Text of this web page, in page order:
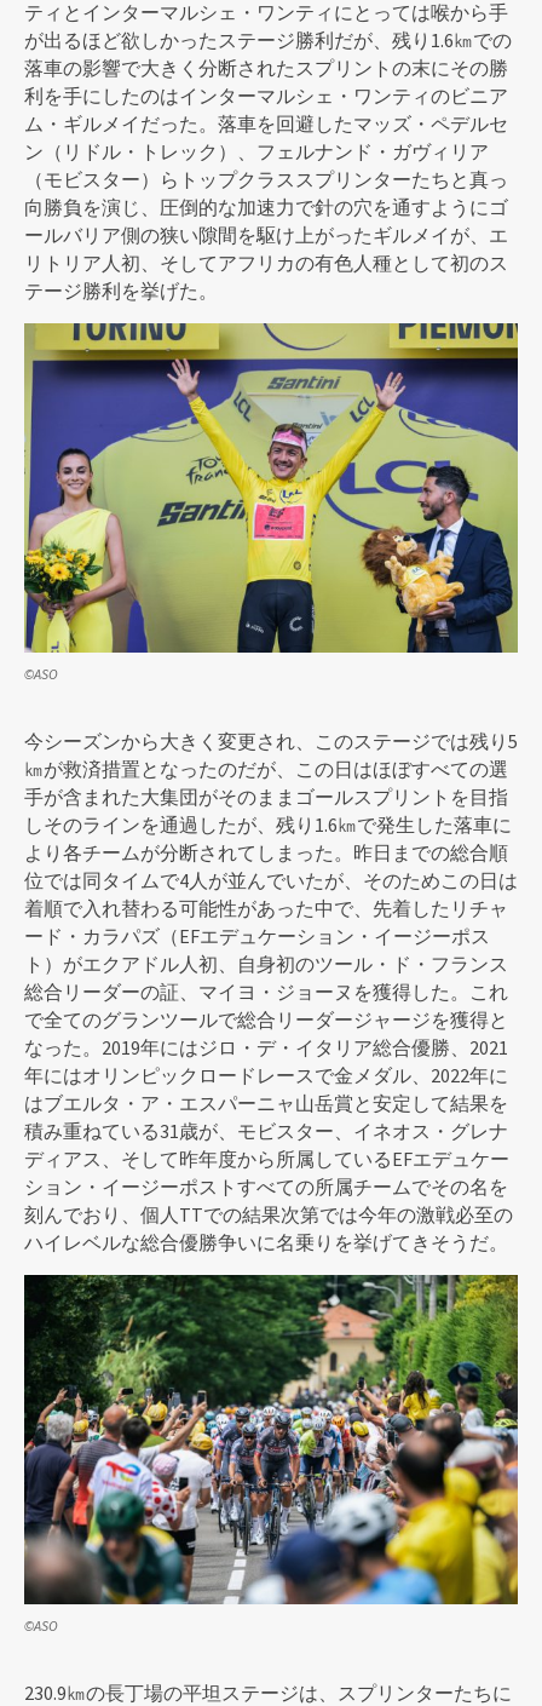
ティとインターマルシェ・ワンティにとっては喉から手
が出るほど欲しかったステージ勝利だが、残り1.6㎞での
落車の影響で大きく分断されたスプリントの末にその勝
利を手にしたのはインターマルシェ・ワンティのビニア
ム・ギルメイだった。落車を回避したマッズ・ペデルセ
ン（リドル・トレック）、フェルナンド・ガヴィリア
（モビスター）らトップクラススプリンターたちと真っ
向勝負を演じ、圧倒的な加速力で針の穴を通すようにゴ
ールバリア側の狭い隙間を駆け上がったギルメイが、エ
リトリア人初、そしてアフリカの有色人種として初のス
テージ勝利を挙げた。
©ASO
今シーズンから大きく変更され、このステージでは残り5
㎞が救済措置となったのだが、この日はほぼすべての選
手が含まれた大集団がそのままゴールスプリントを目指
しそのラインを通過したが、残り1.6㎞で発生した落車に
より各チームが分断されてしまった。昨日までの総合順
位では同タイムで4人が並んでいたが、そのためこの日は
着順で入れ替わる可能性があった中で、先着したリチャ
ード・カラパズ（EFエデュケーション・イージーポス
ト）がエクアドル人初、自身初のツール・ド・フランス
総合リーダーの証、マイヨ・ジョーヌを獲得した。これ
で全てのグランツールで総合リーダージャージを獲得と
なった。2019年にはジロ・デ・イタリア総合優勝、2021
年にはオリンピックロードレースで金メダル、2022年に
はブエルタ・ア・エスパーニャ山岳賞と安定して結果を
積み重ねている31歳が、モビスター、イネオス・グレナ
ディアス、そして昨年度から所属しているEFエデュケー
ション・イージーポストすべての所属チームでその名を
刻んでおり、個人TTでの結果次第では今年の激戦必至の
ハイレベルな総合優勝争いに名乗りを挙げてきそうだ。
©ASO
230.9㎞の長丁場の平坦ステージは、スプリンターたちに